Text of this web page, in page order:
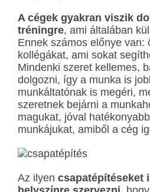
A cégek gyakran viszik
tréningre, ami általában
Ennek számos előnye van:
kollégákat, ami sokat
Mindenki szeret kellemes,
dolgozni, így a munka is
munkáltatónak is megéri,
szeretnek bejárni a
magukat, jóval
munkájukat, amiből a cég
Az ilyen csapatépítéseket